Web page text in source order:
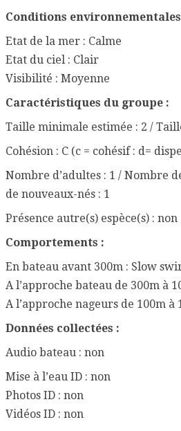
Conditions
Etat de la mer : Calme
Etat du ciel : Clair
Visibilité : Moyenne
Caractéristiques du groupe :
Taille minimale estimée : 2 /
Cohésion : C (c = cohésif : d=
Nombre d’adultes : 1 / Nombre
de nouveaux-nés : 1
Présence autre(s) espèce(s) : non
Comportements :
En bateau avant 300m : Slow
A l’approche bateau de 300m à
A l’approche nageurs de 100m à
Données collectées :
Audio bateau : non
Mise à l’eau ID : non
Photos ID : non
Vidéos ID : non